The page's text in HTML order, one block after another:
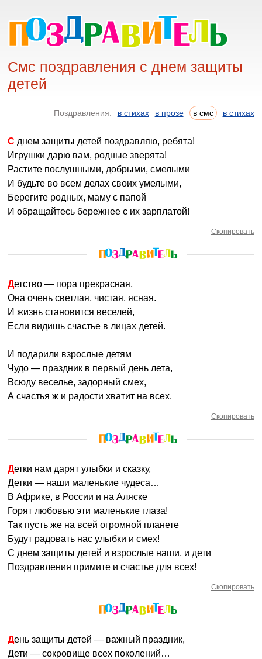
Смс поздравления с днем защиты
детей
Поздравления: в стихах в прозе в смс в стихах
С днем защиты детей поздравляю, ребята!
Игрушки дарю вам, родные зверята!
Растите послушными, добрыми, смелыми
И будьте во всем делах своих умелыми,
Берегите родных, маму с папой
И обращайтесь бережнее с их зарплатой!
Скопировать
Детство — пора прекрасная,
Она очень светлая, чистая, ясная.
И жизнь становится веселей,
Если видишь счастье в лицах детей.
И подарили взрослые детям
Чудо — праздник в первый день лета,
Всюду веселье, задорный смех,
А счастья ж и радости хватит на всех.
Скопировать
Детки нам дарят улыбки и сказку,
Детки — наши маленькие чудеса…
В Африке, в России и на Аляске
Горят любовью эти маленькие глаза!
Так пусть же на всей огромной планете
Будут радовать нас улыбки и смех!
С днем защиты детей и взрослые наши, и дети
Поздравления примите и счастье для всех!
Скопировать
День защиты детей — важный праздник,
Дети — сокровище всех поколений…